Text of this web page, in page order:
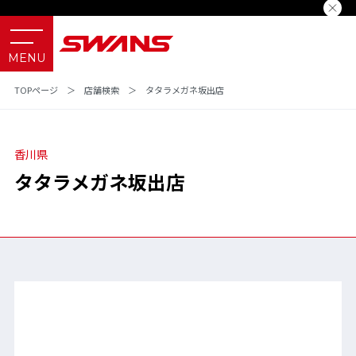
TOPページ ＞ 店舗検索 ＞ タタラメガネ坂出店
香川県
タタラメガネ坂出店